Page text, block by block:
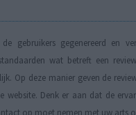
gebruikers gegenereerd en
wat betreft een
Op deze manier geven de
website. Denk er aan dat de
op moet nemen met uw arts